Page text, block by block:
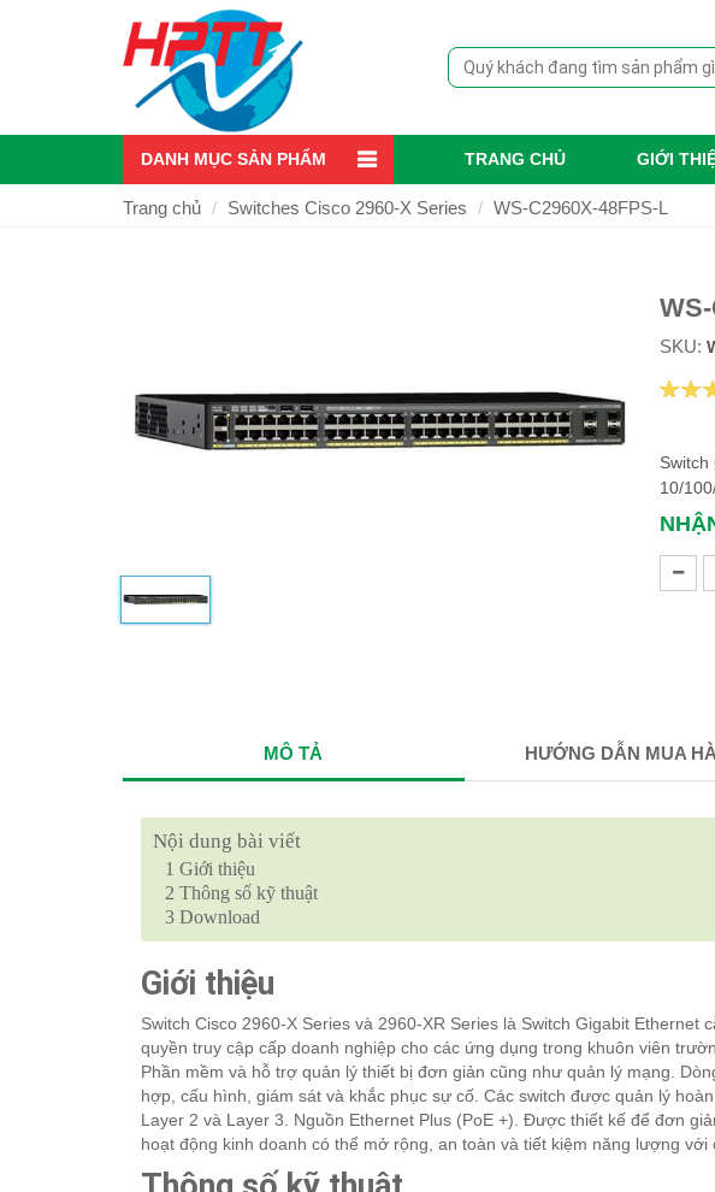
DANH MỤC SẢN PHẨM TRANG CHỦ GIỚI
Trang chủ Switches Cisco 2960-X Series WS-C2960X-48FPS-L
SKU:
Switch
10/
MÔ TẢ HƯỚNG DẪN MUA
Nội dung bài viết
1 Giới thiệu
2 Thông số kỹ thuật
3 Download
Giới thiệu
Switch Cisco 2960-X Series và 2960-XR Series là Switch Gigabit
quyền truy cập cấp doanh nghiệp cho các ứng dụng trong khuôn viên
Phần mềm và hỗ trợ quản lý thiết bị đơn giản cũng như quản lý mạng.
hợp, cấu hình, giám sát và khắc phục sự cố. Các switch được quản lý
Layer 2 và Layer 3. Nguồn Ethernet Plus (PoE +). Được thiết kế để đơn
hoạt động kinh doanh có thể mở rộng, an toàn và tiết kiệm năng lượng với